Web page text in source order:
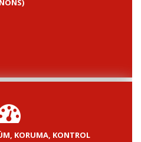
KORUMA, KONTROL